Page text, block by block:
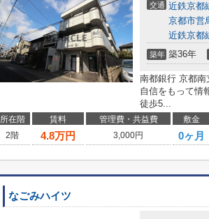
交通 近鉄京都
京都市営
近鉄京都
築年 築36年
南都銀行 京都南
自信をもって情
徒歩5...
所在階 賃料 管理費・共益費 敷金
2階
4.8万円 3,000円 0ヶ月
なごみハイツ